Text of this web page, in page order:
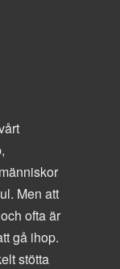
Men att
ofta är
gå ihop.
stötta